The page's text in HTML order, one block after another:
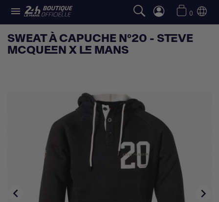
 0
SWEAT À CAPUCHE N°20 - STEVE
MCQUEEN X LE MANS
 